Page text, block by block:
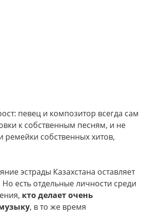
певец и композитор всегда сам
к собственным песням, и не
собственных хитов,
эстрады Казахстана оставляет
есть отдельные личности среди
кто делает очень
, в то же время